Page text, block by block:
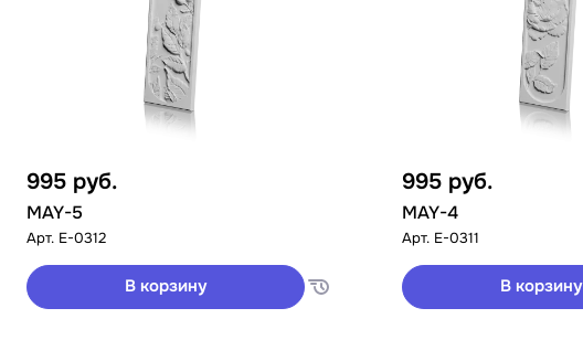
995 руб.
MAY-5
Арт. E-0312
В корзину
995 руб.
MAY-4
Арт. E-0311
В корзину